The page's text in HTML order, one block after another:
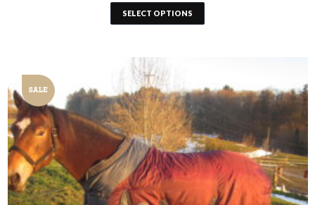
SELECT OPTIONS
SALE